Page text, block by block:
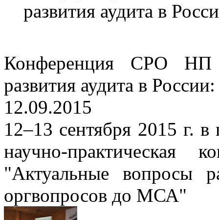
развития аудита в
Конференция СРО НП
развития аудита в
12.09.2015
12–13 сентября 2015 г.
научно-
"Актуальные вопросы
оргвопросов до МСА"